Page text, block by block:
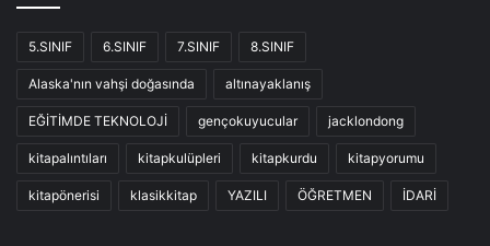
5.SINIF 6.SINIF 7.SINIF 8.SINIF
Alaska'nın vahşi doğasında altınayaklanış
EĞİTİMDE TEKNOLOJİ gençokuyucular jacklondong
kitapalıntıları kitapkulüpleri kitapkurdu kitapyorumu
kitapönerisi klasikkitap YAZILI ÖĞRETMEN İDARİ